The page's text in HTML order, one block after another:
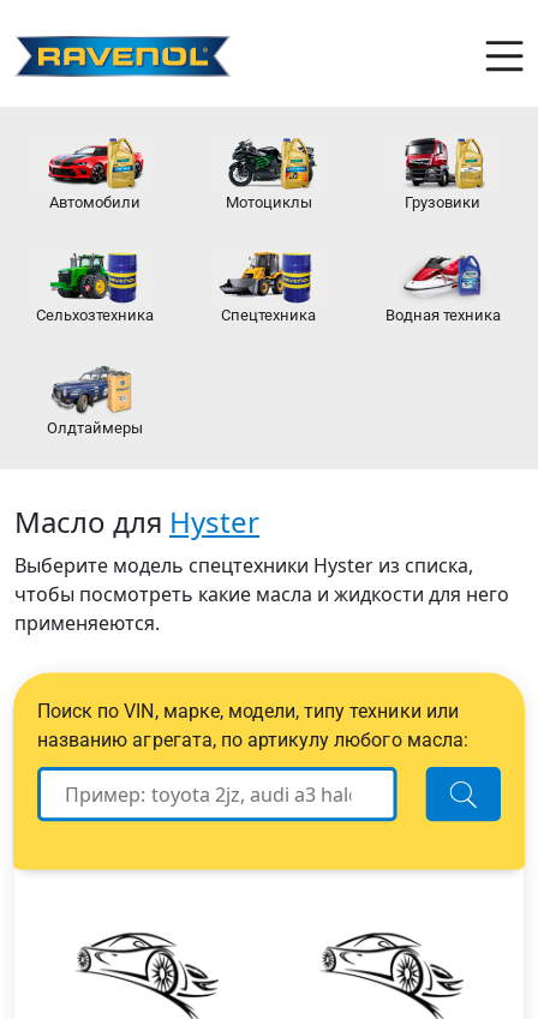
Автомобили Мотоциклы Грузовики
Сельхозтехника Спецтехника Водная техника
Олдтаймеры
Масло для Hyster
Выберите модель спецтехники Hyster из списка,
чтобы посмотреть какие масла и жидкости для него
применяеются.
Поиск по VIN, марке, модели, типу техники или
названию агрегата, по артикулу любого масла: